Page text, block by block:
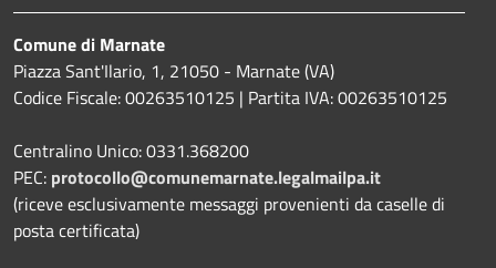
Comune di Marnate
Piazza Sant'Ilario, 1, 21050 - Marnate (VA)
Codice Fiscale: 00263510125 | Partita IVA: 00263510125
Centralino Unico: 0331.368200
PEC: protocollo@comunemarnate.legalmailpa.it
(riceve esclusivamente messaggi provenienti da caselle di
posta certificata)